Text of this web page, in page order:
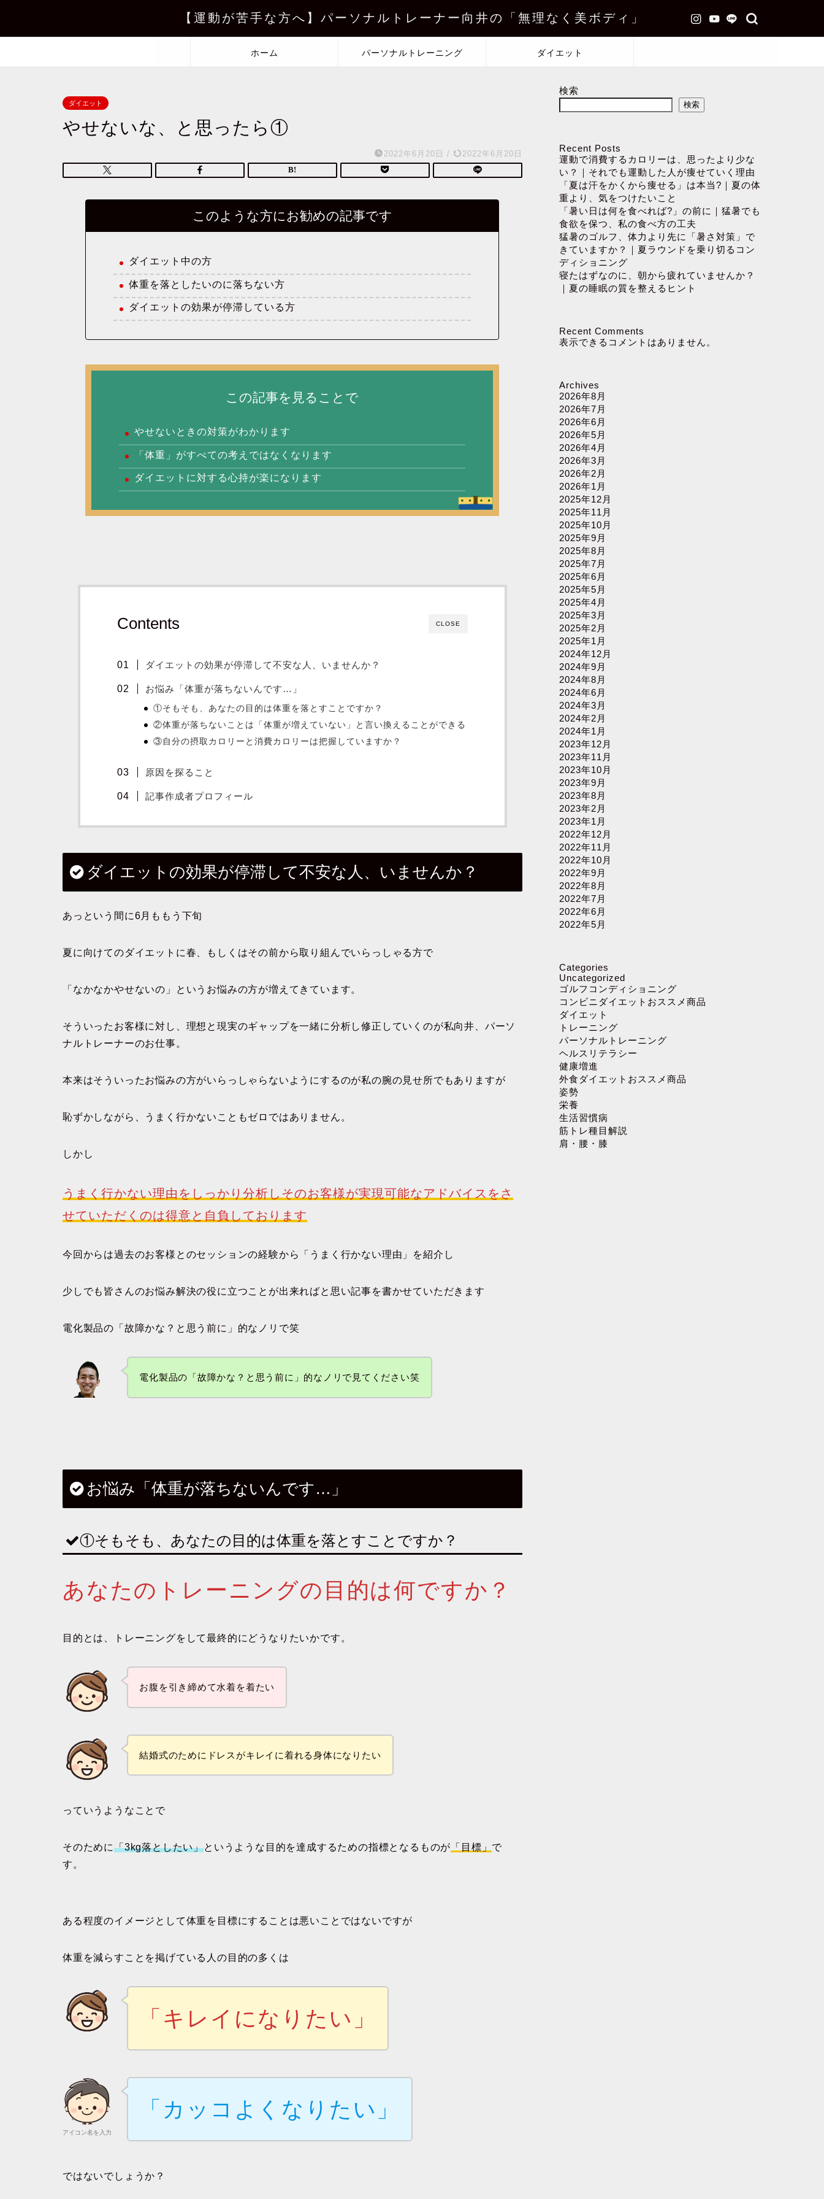
【運動が苦手な方へ】パーソナルトレーナー向井の「無理なく美ボディ」
ホーム パーソナルトレーニング ダイエット
ダイエット
やせないな、と思ったら①
2022年6月20日 / 2022年6月20日
このような方にお勧めの記事です
ダイエット中の方
体重を落としたいのに落ちない方
ダイエットの効果が停滞している方
この記事を見ることで
やせないときの対策がわかります
「体重」がすべての考えではなくなります
ダイエットに対する心持が楽になります
CLOSE
Contents
ダイエットの効果が停滞して不安な人、いませんか？
お悩み「体重が落ちないんです…」
①そもそも、あなたの目的は体重を落とすことですか？
②体重が落ちないことは「体重が増えていない」と言い換えることができる
③自分の摂取カロリーと消費カロリーは把握していますか？
原因を探ること
記事作成者プロフィール
ダイエットの効果が停滞して不安な人、いませんか？
あっという間に6月ももう下旬
夏に向けてのダイエットに春、もしくはその前から取り組んでいらっしゃる方で
「なかなかやせないの」というお悩みの方が増えてきています。
そういったお客様に対し、理想と現実のギャップを一緒に分析し修正していくのが私向井、パーソ
ナルトレーナーのお仕事。
本来はそういったお悩みの方がいらっしゃらないようにするのが私の腕の見せ所でもありますが
恥ずかしながら、うまく行かないこともゼロではありません。
しかし
うまく行かない理由をしっかり分析しそのお客様が実現可能なアドバイスをさ
せていただくのは得意と自負しております
今回からは過去のお客様とのセッションの経験から「うまく行かない理由」を紹介し
少しでも皆さんのお悩み解決の役に立つことが出来ればと思い記事を書かせていただきます
電化製品の「故障かな？と思う前に」的なノリで笑
電化製品の「故障かな？と思う前に」的なノリで見てください笑
お悩み「体重が落ちないんです…」
①そもそも、あなたの目的は体重を落とすことですか？
あなたのトレーニングの目的は何ですか？
目的とは、トレーニングをして最終的にどうなりたいかです。
お腹を引き締めて水着を着たい
結婚式のためにドレスがキレイに着れる身体になりたい
っていうようなことで
そのために「3kg落としたい」というような目的を達成するための指標となるものが 「目標」 で
す。
ある程度のイメージとして体重を目標にすることは悪いことではないですが
体重を減らすことを掲げている人の目的の多くは
「キレイになりたい」
アイコン名を入力
「カッコよくなりたい」
ではないでしょうか？
検索
検索
Recent Posts
運動で消費するカロリーは、思ったより少な
い？｜それでも運動した人が痩せていく理由
「夏は汗をかくから痩せる」は本当?｜夏の体
重より、気をつけたいこと
「暑い日は何を食べれば?」の前に｜猛暑でも
食欲を保つ、私の食べ方の工夫
猛暑のゴルフ、体力より先に「暑さ対策」で
きていますか？｜夏ラウンドを乗り切るコン
ディショニング
寝たはずなのに、朝から疲れていませんか？
｜夏の睡眠の質を整えるヒント
Recent Comments
表示できるコメントはありません。
Archives
2026年8月
2026年7月
2026年6月
2026年5月
2026年4月
2026年3月
2026年2月
2026年1月
2025年12月
2025年11月
2025年10月
2025年9月
2025年8月
2025年7月
2025年6月
2025年5月
2025年4月
2025年3月
2025年2月
2025年1月
2024年12月
2024年9月
2024年8月
2024年6月
2024年3月
2024年2月
2024年1月
2023年12月
2023年11月
2023年10月
2023年9月
2023年8月
2023年2月
2023年1月
2022年12月
2022年11月
2022年10月
2022年9月
2022年8月
2022年7月
2022年6月
2022年5月
Categories
Uncategorized
ゴルフコンディショニング
コンビニダイエットおススメ商品
ダイエット
トレーニング
パーソナルトレーニング
ヘルスリテラシー
健康増進
外食ダイエットおススメ商品
姿勢
栄養
生活習慣病
筋トレ種目解説
肩・腰・膝